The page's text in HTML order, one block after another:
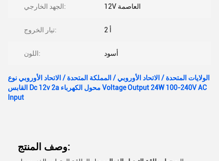
الجهد الخارجي: 12V العاصمة
تيار الخروج: 2 أ
اللون: أسود
الولايات المتحدة / الاتحاد الأوروبي / المملكة المتحدة / الاتحاد الأوروبي نوع
القابس Dc 12v 2a محول الكهرباء Voltage Output 24W 100-240V AC
Input
وصف المنتج: